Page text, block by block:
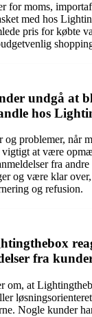
for moms,
med hos
pris for købte
undgå at
hos
og problemer, når
at være
fra
og være klar
og refusion.
fra
om, at
Nogle kunder